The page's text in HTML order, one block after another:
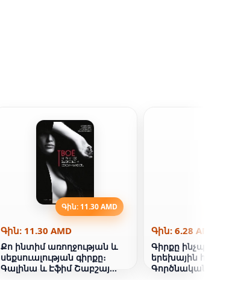
Գին: 11.30 AMD
Գին: 11.30 AMD
Քո ինտիմ առողջության և
սեքսուալության գիրքը։
Գալինա և Էֆիմ Շաբշայ
Գին: 6.28 AMD
Գիրքը ինչպե՞ ս
երեխային հասնել
Գործնական